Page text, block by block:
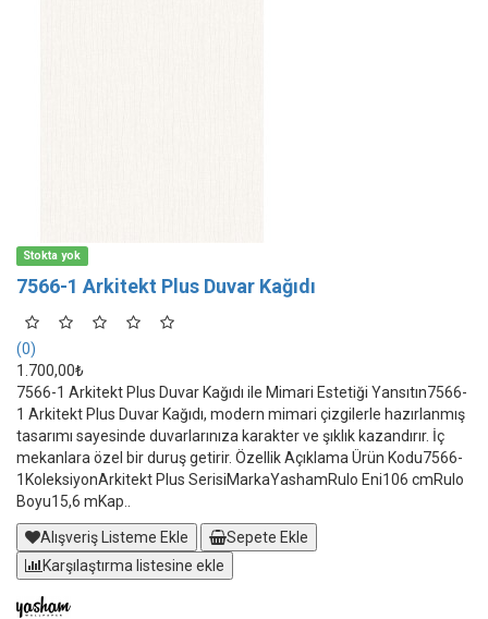
Stokta yok
7566-1 Arkitekt Plus Duvar Kağıdı
(0)
1.700,00₺
7566-1 Arkitekt Plus Duvar Kağıdı ile Mimari Estetiği Yansıtın7566-
1 Arkitekt Plus Duvar Kağıdı, modern mimari çizgilerle hazırlanmış
tasarımı sayesinde duvarlarınıza karakter ve şıklık kazandırır. İç
mekanlara özel bir duruş getirir. Özellik Açıklama Ürün Kodu7566-
1KoleksiyonArkitekt Plus SerisiMarkaYashamRulo Eni106 cmRulo
Boyu15,6 mKap..
Alışveriş Listeme Ekle
Sepete Ekle
Karşılaştırma listesine ekle